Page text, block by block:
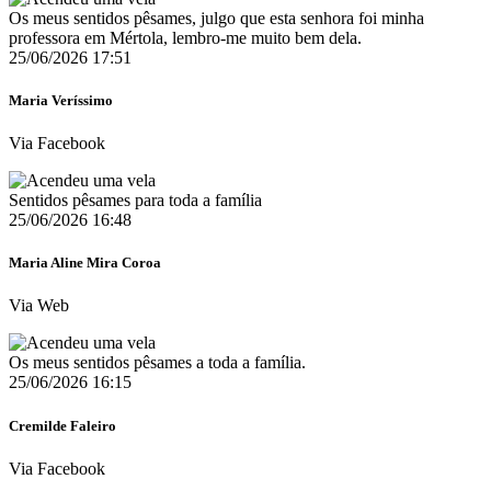
Os meus sentidos pêsames, julgo que esta senhora foi minha
professora em Mértola, lembro-me muito bem dela.
25/06/2026 17:51
Maria Veríssimo
Via Facebook
Sentidos pêsames para toda a família
25/06/2026 16:48
Maria Aline Mira Coroa
Via Web
Os meus sentidos pêsames a toda a família.
25/06/2026 16:15
Cremilde Faleiro
Via Facebook